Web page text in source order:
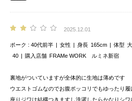
2025.12.01
ポーク 40代前半 女性 身長 165cm 体型
40
購入店舗 FRAMe WORK ルミネ新宿
裏地がついていますが全体的に生地は薄めです
ウエストゴムなのでお腹ポッコリでもゆったり履
座りジワは結構つきますし洗濯したらかなりシ